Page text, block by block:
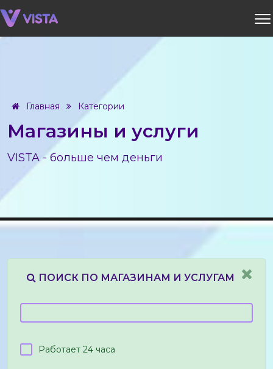
Главная Категории
Магазины и услуги
VISTA - больше чем деньги
ПОИСК ПО МАГАЗИНАМ И УСЛУГАМ
Работает 24 часа